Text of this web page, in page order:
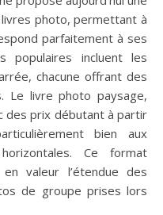
photo, permettant à
parfaitement à ses
populaires incluent les
chacune offrant des
Le livre photo paysage,
des prix débutant à partir
bien aux
Ce format
valeur l’étendue des
de groupe prises lors